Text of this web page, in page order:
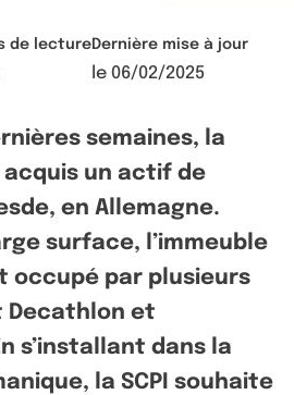
de lectureDernière mise à jour
le 06/02/2025
semaines, la
acquis un actif de
en Allemagne.
surface, l’immeuble
occupé par plusieurs
Decathlon et
s’installant dans la
la SCPI souhaite